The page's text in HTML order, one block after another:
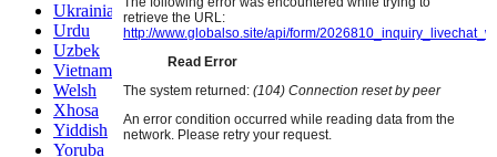
Ukrainian
Urdu
Uzbek
Vietnamese
Welsh
Xhosa
Yiddish
Yoruba